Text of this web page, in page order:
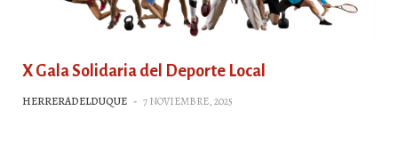
X Gala Solidaria del Deporte Local
HERRERADELDUQUE - 7 NOVIEMBRE, 2025